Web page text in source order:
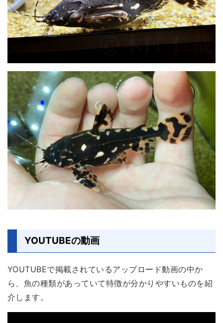
YOUTUBEの動画
YOUTUBEで掲載されているアップロード動画の中か
ら、魚の種類があっていて特徴が分かりやすいものを紹
介します。